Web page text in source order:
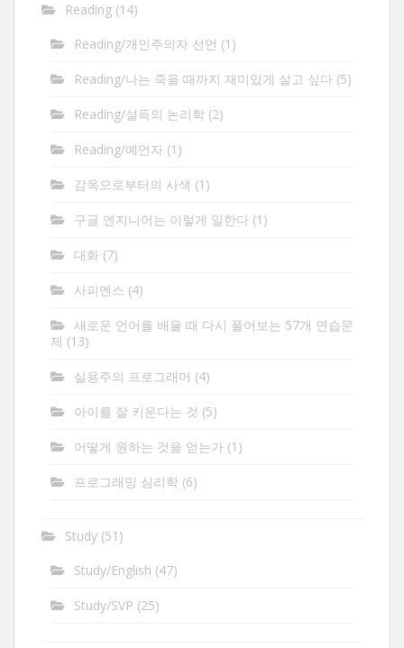
Reading (14)
Reading/개인주의자 선언 (1)
Reading/나는 죽을 때까지 재미있게 살고 싶다 (5)
Reading/설득의 논리학 (2)
Reading/예언자 (1)
감옥으로부터의 사색 (1)
구글 엔지니어는 이렇게 일한다 (1)
대화 (7)
사피엔스 (4)
새로운 언어를 배울 때 다시 풀어보는 57개 연습문
제 (13)
실용주의 프로그래머 (4)
아이를 잘 키운다는 것 (5)
어떻게 원하는 것을 얻는가 (1)
프로그래밍 심리학 (6)
Study (51)
Study/English (47)
Study/SVP (25)